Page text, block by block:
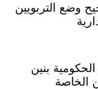
وضع التربويين
بنين
الخاصة